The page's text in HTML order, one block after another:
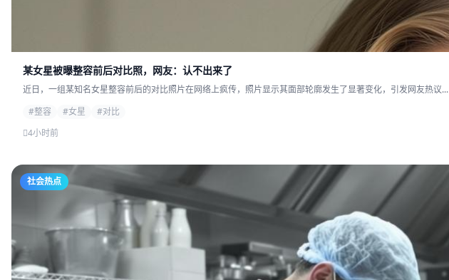
某女星被曝整容前后对比照，网友：认不出来了
近日，一组某知名女星整容前后的对比照片在网络上疯传，照片显示其面部轮廓发生了显著变化，引发网友热议...
#整容
#女星
#对比
4小时前
社会热点